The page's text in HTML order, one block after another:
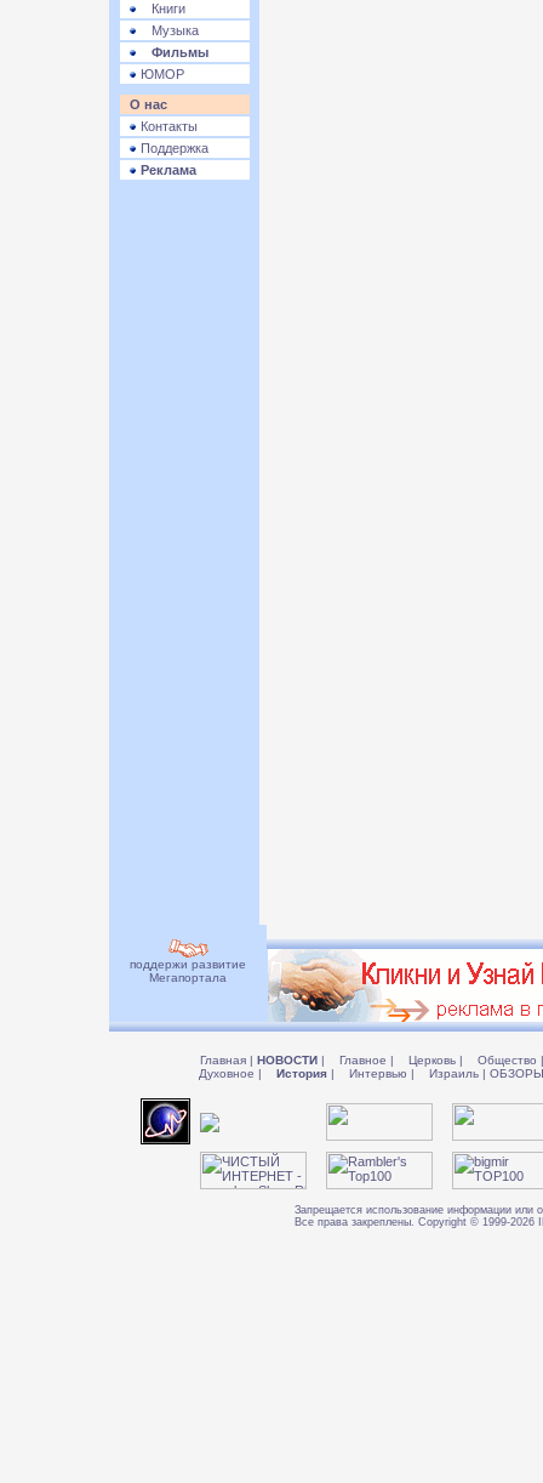
Книги
Музыка
Фильмы
ЮМОР
О нас
Контакты
Поддержка
Реклама
поддержи развитие
Мегапортала
Главная | НОВОСТИ | Главное | Церковь | Общество |
Духовное | История | Интервью | Израиль |
Запрещается использование информации или
Все права закреплены. Copyright © 1999-